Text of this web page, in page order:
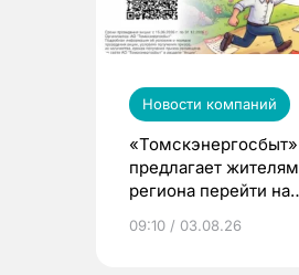
Новости компаний
«Томскэнергосбыт»
предлагает жителям
региона перейти на
выиграть призы
09:10 / 03.08.26